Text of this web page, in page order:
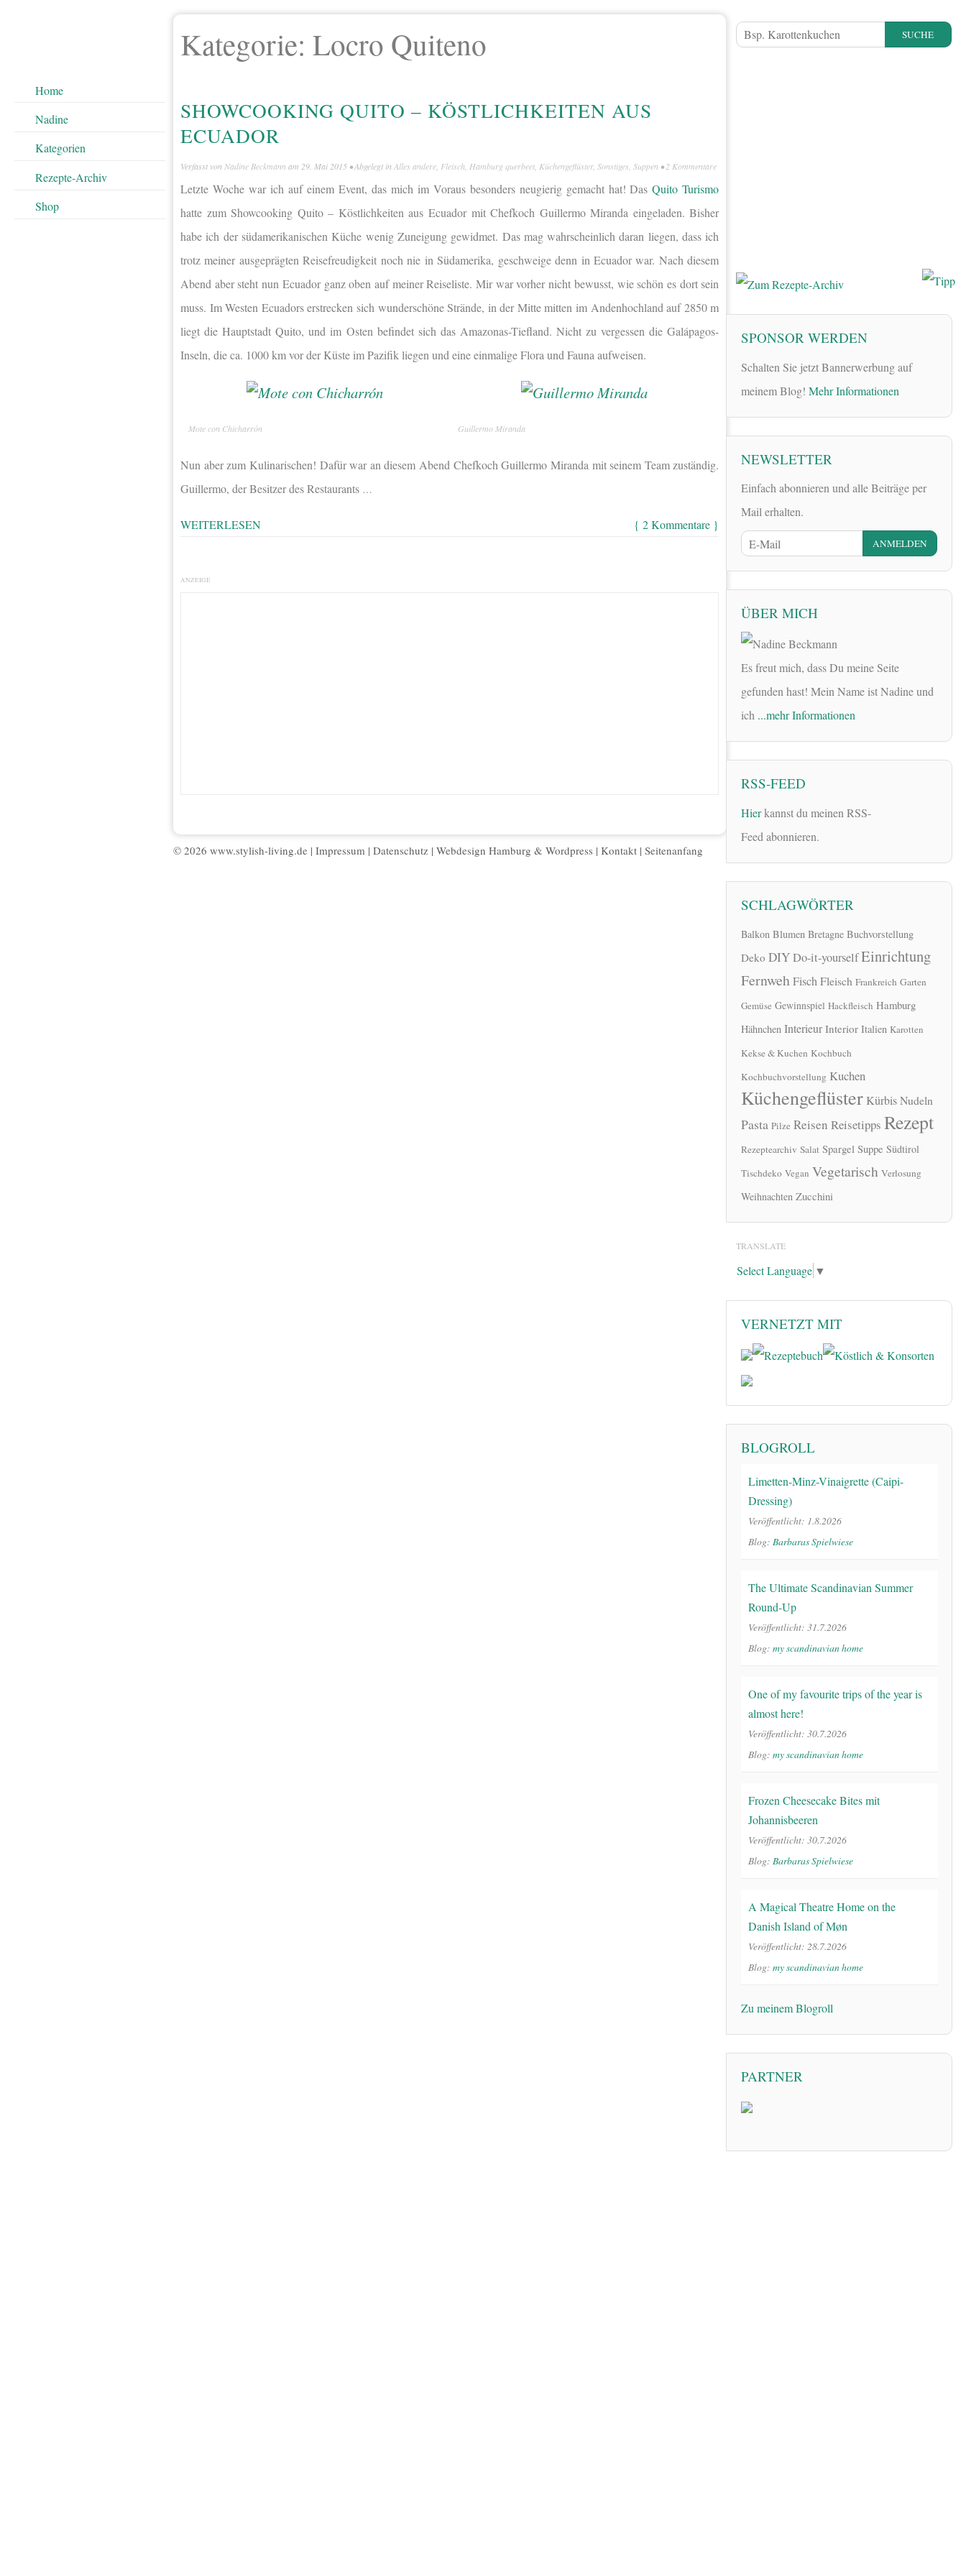
Home
Nadine
Kategorien
Rezepte-Archiv
Shop
Kategorie: Locro Quiteno
SHOWCOOKING QUITO – KÖSTLICHKEITEN AUS
ECUADOR
Verfasst von Nadine Beckmann am 29. Mai 2015 • Abgelegt in Alles andere, Fleisch, Hamburg querbeet, Küchengeflüster, Sonstiges, Suppen •2 Kommentare
Letzte Woche war ich auf einem Event, das mich im Voraus besonders neugierig gemacht hat! DasQuito Turismo
hatte zum Showcooking Quito – Köstlichkeiten aus Ecuador mit Chefkoch Guillermo Miranda eingeladen. Bisher
habe ich der südamerikanischen Küche wenig Zuneigung gewidmet. Das mag wahrscheinlich daran liegen, dass ich
trotz meiner ausgeprägten Reisefreudigkeit noch nie in Südamerika, geschweige denn in Ecuador war. Nach diesem
Abend aber steht nun Ecuador ganz oben auf meiner Reiseliste. Mir war vorher nicht bewusst, wie schön es dort sein
muss. Im Westen Ecuadors erstrecken sich wunderschöne Strände, in der Mitte mitten im Andenhochland auf 2850 m
liegt die Hauptstadt Quito, und im Osten befindet sich das Amazonas-Tiefland. Nicht zu vergessen die Galápagos-
Inseln, die ca. 1000 km vor der Küste im Pazifik liegen und eine einmalige Flora und Fauna aufweisen.
Mote con Chicharrón Guillermo Miranda
Nun aber zum Kulinarischen! Dafür war an diesem Abend Chefkoch Guillermo Miranda mit seinem Team zuständig.
Guillermo, der Besitzer des Restaurants …
WEITERLESEN { 2 Kommentare }
ANZEIGE
© 2026 www.stylish-living.de | Impressum | Datenschutz | Webdesign Hamburg & Wordpress | Kontakt | Seitenanfang
SUCHE
SPONSOR WERDEN
Schalten Sie jetzt Bannerwerbung auf
meinem Blog! Mehr Informationen
NEWSLETTER
Einfach abonnieren und alle Beiträge per
Mail erhalten.
ÜBER MICH
Es freut mich, dass Du meine Seite
gefunden hast! Mein Name ist Nadine und
ich ...mehr Informationen
RSS-FEED
Hierkannst du meinen RSS-
Feed abonnieren.
SCHLAGWÖRTER
Balkon Blumen Bretagne Buchvorstellung
Deko DIYDo-it-yourselfEinrichtung
FernwehFischFleisch Frankreich Garten
Gemüse Gewinnspiel Hackfleisch Hamburg
Hähnchen Interieur Interior Italien Karotten
Kekse & Kuchen Kochbuch
Kochbuchvorstellung Kuchen
Küchengeflüster KürbisNudeln
Pasta Pilze Reisen Reisetipps Rezept
Rezeptearchiv Salat Spargel Suppe Südtirol
Tischdeko Vegan Vegetarisch Verlosung
Weihnachten Zucchini
TRANSLATE
Select Language ▼
VERNETZT MIT
BLOGROLL
Limetten-Minz-Vinaigrette (Caipi-
Dressing)
Veröffentlicht: 1.8.2026
Blog: Barbaras Spielwiese
The Ultimate Scandinavian Summer
Round-Up
Veröffentlicht: 31.7.2026
Blog: my scandinavian home
One of my favourite trips of the year is
almost here!
Veröffentlicht: 30.7.2026
Blog: my scandinavian home
Frozen Cheesecake Bites mit
Johannisbeeren
Veröffentlicht: 30.7.2026
Blog: Barbaras Spielwiese
A Magical Theatre Home on the
Danish Island of Møn
Veröffentlicht: 28.7.2026
Blog: my scandinavian home
Zu meinem Blogroll
PARTNER